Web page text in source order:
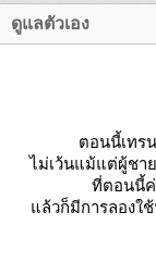
ดูแลตัวเอง
ตอนนี้เทร
ไม่เว้นแม้แต่ผู้ชา
ที่ตอนนี้ค่
แล้วก็มีการลองใ